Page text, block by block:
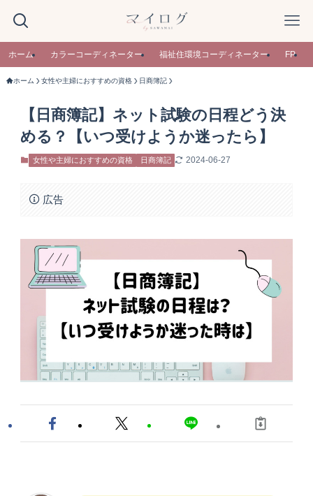
ホーム カラーコーディネーター 福祉住環境コーディネーター FP
ホーム 女性や主婦におすすめの資格 日商簿記
【日商簿記】ネット試験の日程どう決
める？【いつ受けようか迷ったら】
女性や主婦におすすめの資格 日商簿記 2024-06-27
広告